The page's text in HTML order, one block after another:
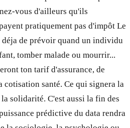
vous d'ailleurs qu'ils
pratiquement pas d'impôt Le
de prévoir quand un individu
tomber malade ou mourrir...
ton tarif d'assurance, de
santé. Ce qui signera la
solidarité. C'est aussi la fin des
prédictive du data rendra